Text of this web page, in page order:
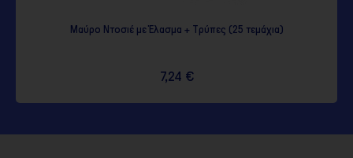
Μαύρο Ντοσιέ με Έλασμα + Τρύπες (25 τεμάχια)
7,24 €